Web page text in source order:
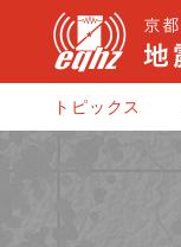
トピックス